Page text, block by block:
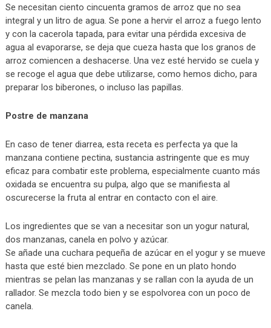
Se necesitan ciento cincuenta gramos de arroz que no sea
integral y un litro de agua. Se pone a hervir el arroz a fuego lento
y con la cacerola tapada, para evitar una pérdida excesiva de
agua al evaporarse, se deja que cueza hasta que los granos de
arroz comiencen a deshacerse. Una vez esté hervido se cuela y
se recoge el agua que debe utilizarse, como hemos dicho, para
preparar los biberones, o incluso las papillas.
Postre de manzana
En caso de tener diarrea, esta receta es perfecta ya que la
manzana contiene pectina, sustancia astringente que es muy
eficaz para combatir este problema, especialmente cuanto más
oxidada se encuentra su pulpa, algo que se manifiesta al
oscurecerse la fruta al entrar en contacto con el aire.
Los ingredientes que se van a necesitar son un yogur natural,
dos manzanas, canela en polvo y azúcar.
Se añade una cuchara pequeña de azúcar en el yogur y se mueve
hasta que esté bien mezclado. Se pone en un plato hondo
mientras se pelan las manzanas y se rallan con la ayuda de un
rallador. Se mezcla todo bien y se espolvorea con un poco de
canela.